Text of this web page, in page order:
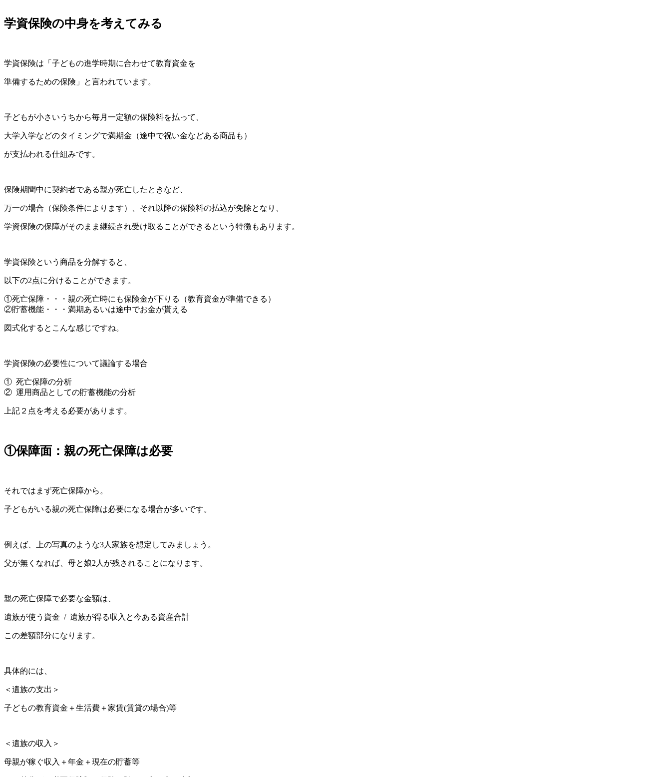
学資保険の中身を考えてみる
学資保険は「子どもの進学時期に合わせて教育資金を
準備するための保険」と言われています。
子どもが小さいうちから毎月一定額の保険料を払って、
大学入学などのタイミングで満期金（途中で祝い金などある商品も）
が支払われる仕組みです。
保険期間中に契約者である親が死亡したときなど、
万一の場合（保険条件によります）、それ以降の保険料の払込が免除となり、
学資保険の保障がそのまま継続され受け取ることができるという特徴もあります。
学資保険という商品を分解すると、
以下の2点に分けることができます。
①死亡保障・・・親の死亡時にも保険金が下りる（教育資金が準備できる）
②貯蓄機能・・・満期あるいは途中でお金が貰える
図式化するとこんな感じですね。
学資保険の必要性について議論する場合
① 死亡保障の分析
② 運用商品としての貯蓄機能の分析
上記２点を考える必要があります。
①保障面：親の死亡保障は必要
それではまず死亡保障から。
子どもがいる親の死亡保障は必要になる場合が多いです。
例えば、上の写真のような3人家族を想定してみましょう。
父が無くなれば、母と娘2人が残されることになります。
親の死亡保障で必要な金額は、
遺族が使う資金 / 遺族が得る収入と今ある資産合計
この差額部分になります。
具体的には、
＜遺族の支出＞
子どもの教育資金＋生活費＋家賃(賃貸の場合)等
＜遺族の収入＞
母親が稼ぐ収入＋年金＋現在の貯蓄等